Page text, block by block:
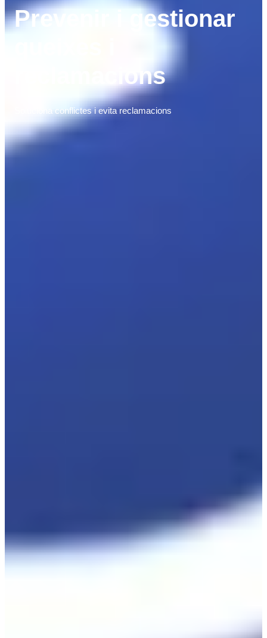
Prevenir i gestionar
reclamacions
Soluciona conflictes i evita reclamacions